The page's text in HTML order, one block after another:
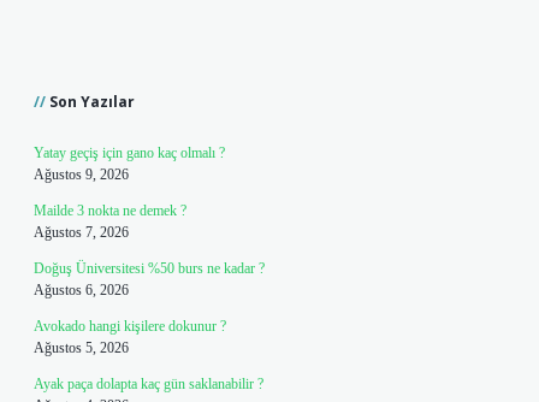
Son Yazılar
Yatay geçiş için gano kaç olmalı ?
Ağustos 9, 2026
Mailde 3 nokta ne demek ?
Ağustos 7, 2026
Doğuş Üniversitesi %50 burs ne kadar ?
Ağustos 6, 2026
Avokado hangi kişilere dokunur ?
Ağustos 5, 2026
Ayak paça dolapta kaç gün saklanabilir ?